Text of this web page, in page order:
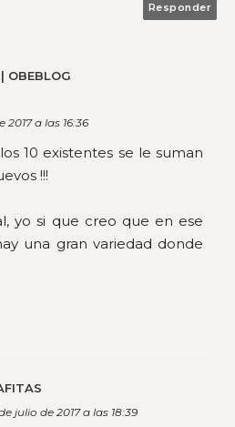
Responder
OBEBLOG
2017 a las 16:36
10 existentes se le suman
!!!
yo si que creo que en ese
una gran variedad donde
julio de 2017 a las 18:39